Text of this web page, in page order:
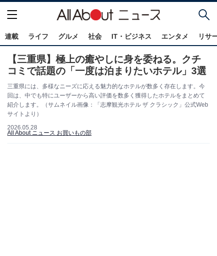
連載 ライフ グルメ 社会 IT・ビジネス エンタメ リサ
【三重県】極上の癒やしに身を委ねる。クチ
コミで話題の「一度は泊まりたいホテル」3選
三重県には、多様なニーズに応える魅力的なホテルが数多く存在します。今
回は、中でも特にユーザーから高い評価を数多く獲得したホテルをまとめて
紹介します。（サムネイル画像：「志摩観光ホテル ザ クラシック」公式Web
サイトより）
2026.05.28
All About ニュース お買いもの部